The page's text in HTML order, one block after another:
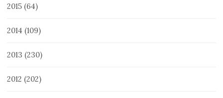
2015 (64)
2014 (109)
2013 (230)
2012 (202)